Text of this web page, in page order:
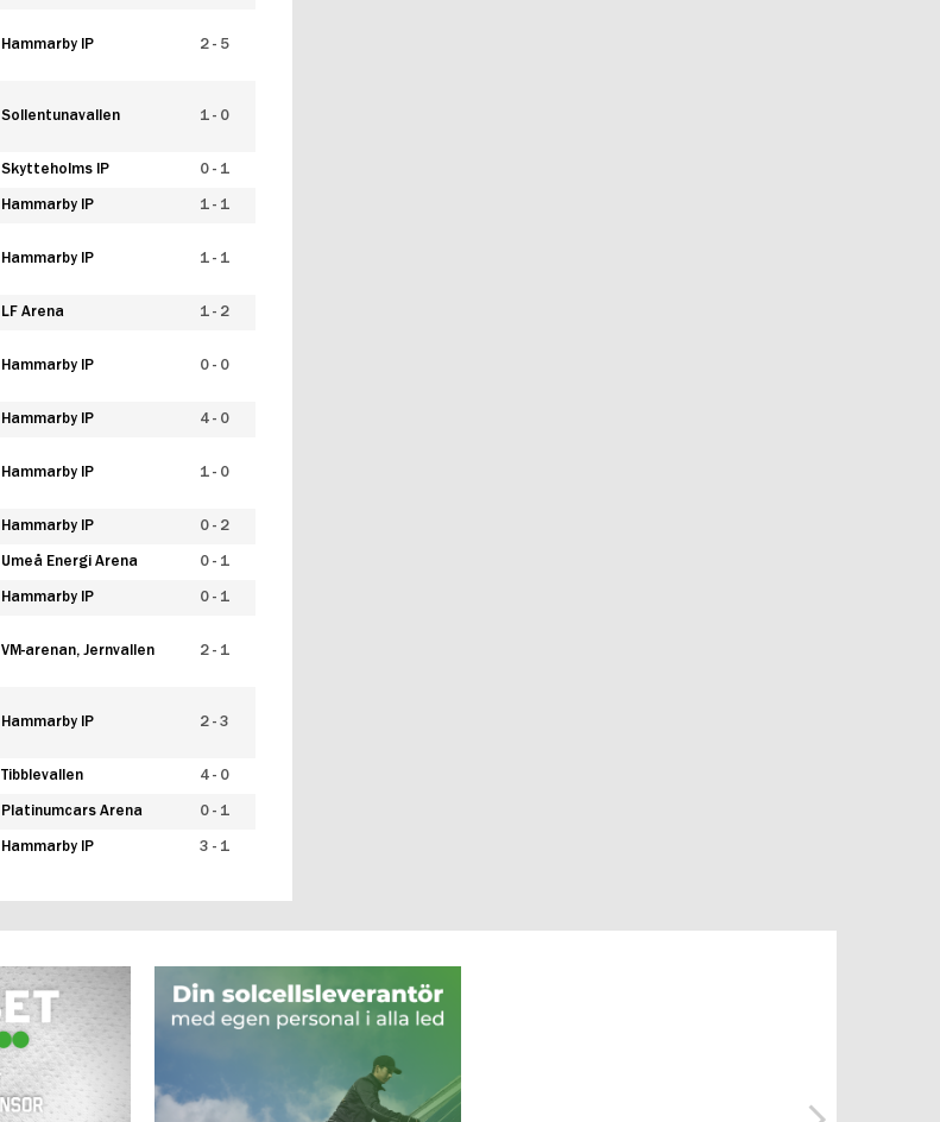
Hammarby IP 2 - 5
Sollentunavallen 1 - 0
Skytteholms IP 0 - 1
Hammarby IP 1 - 1
Hammarby IP 1 - 1
LF Arena 1 - 2
Hammarby IP 0 - 0
Hammarby IP 4 - 0
Hammarby IP 1 - 0
Hammarby IP 0 - 2
Umeå Energi Arena 0 - 1
Hammarby IP 0 - 1
VM-arenan, Jernvallen 2 - 1
Hammarby IP 2 - 3
Tibblevallen 4 - 0
Platinumcars Arena 0 - 1
Hammarby IP 3 - 1